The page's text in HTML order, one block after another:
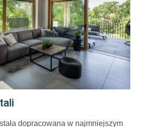
dopracowana w najmniejszym